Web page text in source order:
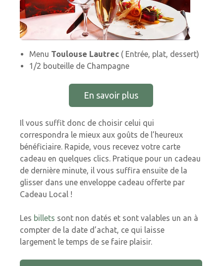
Menu Toulouse Lautrec ( Entrée, plat, dessert)
1/2 bouteille de Champagne
En savoir plus
Il vous suffit donc de choisir celui qui
correspondra le mieux aux goûts de l’heureux
bénéficiaire. Rapide, vous recevez votre carte
cadeau en quelques clics. Pratique pour un cadeau
de dernière minute, il vous suffira ensuite de la
glisser dans une enveloppe cadeau offerte par
Cadeau Local !
Les billets sont non datés et sont valables un an à
compter de la date d’achat, ce qui laisse
largement le temps de se faire plaisir.